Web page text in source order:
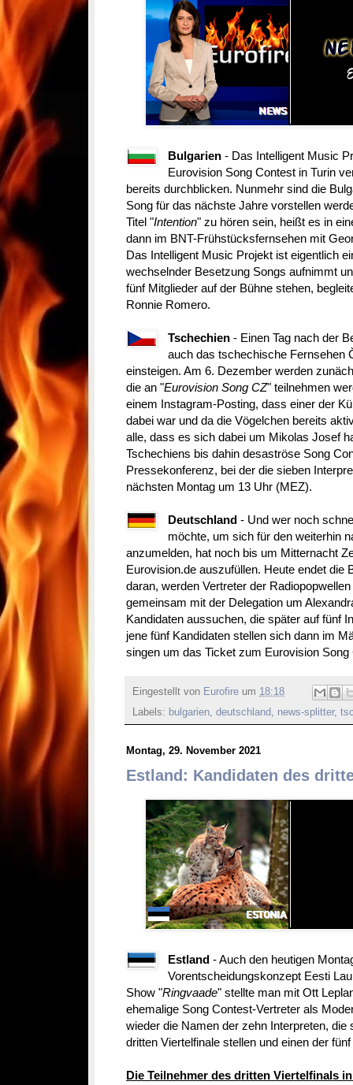
Bulgarien- Das Intelligent Music
Eurovision Song Contest in Turin
bereits durchblicken. Nunmehr sind die
Song für das nächste Jahre vorstellen
Titel "Intention" zu hören sein, heißt es in
dann im BNT-Frühstücksfernsehen mit
Das Intelligent Music Projekt ist eigentlich
wechselnder Besetzung Songs aufnimmt
fünf Mitglieder auf der Bühne stehen,
Ronnie Romero.
Tschechien- Einen Tag nach der
auch das tschechische Fernsehen
einsteigen. Am 6. Dezember werden
die an "Eurovision Song CZ" teilnehmen
einem Instagram-Posting, dass einer der
dabei war und da die Vögelchen bereits
alle, dass es sich dabei um Mikolas Josef
Tschechiens bis dahin desaströse Song
Pressekonferenz, bei der die sieben
nächsten Montag um 13 Uhr (MEZ).
Deutschland- Und wer noch
möchte, um sich für den weiterhin
anzumelden, hat noch bis um Mitternacht
Eurovision.de auszufüllen. Heute endet die
daran, werden Vertreter der
gemeinsam mit der Delegation um
Kandidaten aussuchen, die später auf fünf
jene fünf Kandidaten stellen sich dann im
singen um das Ticket zum Eurovision Song
Eingestellt von Eurofire um 18:18
Labels: bulgarien, deutschland, news-splitter,
Montag, 29. November 2021
Estland: Kandidaten des
Estland- Auch den heutigen
Vorentscheidungskonzept Eesti
Show "Ringvaade" stellte man mit Ott
ehemalige Song Contest-Vertreter als
wieder die Namen der zehn Interpreten,
dritten Viertelfinale stellen und einen der
Die Teilnehmer des dritten Viertelfinals